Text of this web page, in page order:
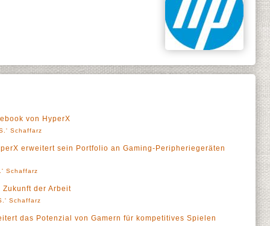
von HyperX
Schaffarz
erweitert sein Portfolio an Gaming-Peripheriegeräten
Schaffarz
der Arbeit
Schaffarz
das Potenzial von Gamern für kompetitives Spielen